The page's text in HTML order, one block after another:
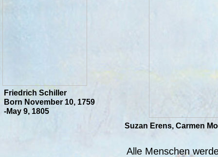
Alle Menschen
Friedrich Schiller
Born November 10, 1759
-May 9, 1805
Suzan Erens, Carmen